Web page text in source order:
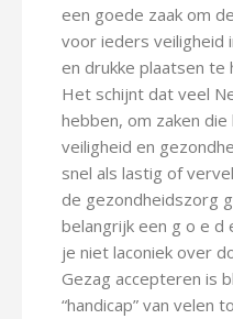
een goede zaak om
voor ieders veiligheid
en drukke plaatsen te
Het schijnt dat veel
hebben, om zaken
veiligheid en
snel als lastig of
de gezondheidszorg
belangrijk een g o e d
je niet laconiek over
Gezag accepteren is
“handicap” van velen